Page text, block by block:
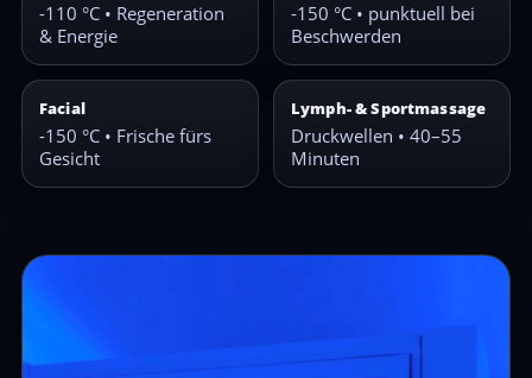
-110 °C • Regeneration
& Energie
-150 °C • punktuell bei
Beschwerden
Facial
-150 °C • Frische fürs
Gesicht
Lymph- & Sportmassage
Druckwellen • 40–55
Minuten